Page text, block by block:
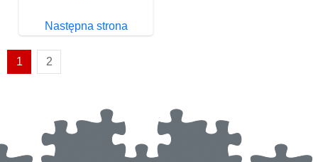
Następna strona
1 2